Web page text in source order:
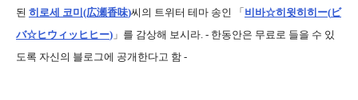
된 히로세 코미(広瀬香味)씨의 트위터 테마 송인 「비바☆히윗히히ー(ビ
バ☆ヒウィッヒヒー) 」를 감상해 보시라. - 한동안은 무료로 들을 수 있
도록 자신의 블로그에 공개한다고 함 -